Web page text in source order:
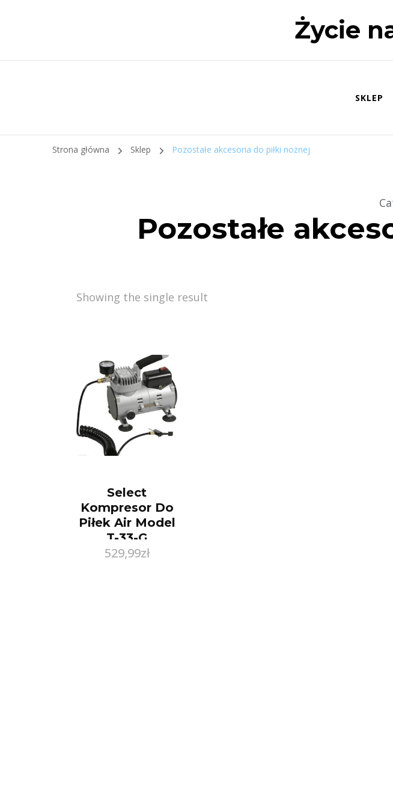
Życie
SKLEP
Strona główna Sklep Pozostałe akcesoria do piłki nożnej
Pozostałe
Showing the single result
Select
Kompresor Do
Piłek Air Model
T-33-G
529,99zł